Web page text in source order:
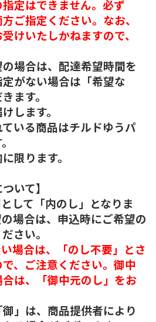
定はできません。必ず
ご指定ください。なお、
けいたしかねますので、
場合は、配達希望時間を
がない場合は「希望な
ます。
します。
いる商品はチルドゆうパ
限ります。
いて】
して「内のし」となりま
場合は、申込時にご希望の
さい。
場合は、「のし不要」とさ
、ご注意ください。御中
は、「御中元のし」をお
」は、商品提供者により